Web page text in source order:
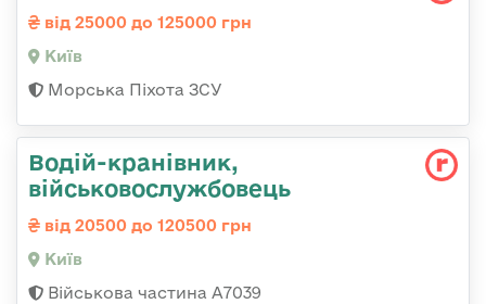
від 25000 до 125000 грн
Київ
Морська Піхота ЗСУ
Водій-кранівник,
військовослужбовець
від 20500 до 120500 грн
Київ
Військова частина А7039